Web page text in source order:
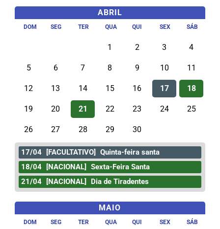
ABRIL
DOM SEG TER QUA QUI SEX SÁB
1 2 3 4
5 6 7 8 9 10 11
12 13 14 15 16 17 18
19 20 21 22 23 24 25
26 27 28 29 30
17/04 [FACULTATIVO]
Quinta-feira santa
18/04
[NACIONAL]
Sexta-Feira Santa
21/04
[NACIONAL] Dia de Tiradentes
MAIO
DOM SEG TER QUA QUI SEX SÁB